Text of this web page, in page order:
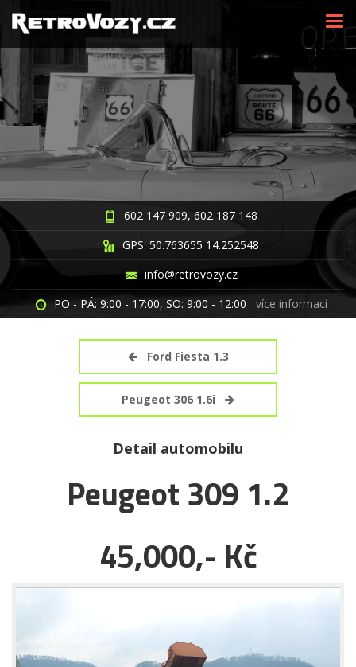
602 147 909, 602 187 148
GPS: 50.763655 14.252548
info@retrovozy.cz
PO - PÁ: 9:00 - 17:00, SO: 9:00 - 12:00 více informací
Ford Fiesta 1.3
Peugeot 306 1.6i
Detail automobilu
Peugeot 309 1.2
45,000,- Kč